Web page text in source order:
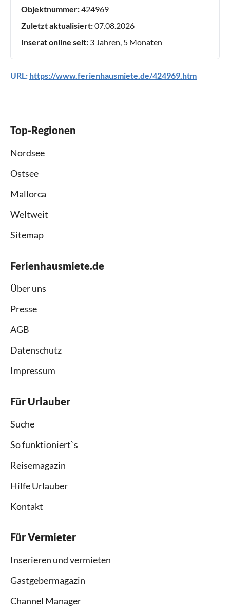
Objektnummer:424969
Zuletzt aktualisiert:07.08.2026
Inserat online seit: 3 Jahren, 5 Monaten
URL: https://www.ferienhausmiete.de/424969.htm
Top-Regionen
Nordsee
Ostsee
Mallorca
Weltweit
Sitemap
Ferienhausmiete.de
Über uns
Presse
AGB
Datenschutz
Impressum
Für Urlauber
Suche
So funktioniert`s
Reisemagazin
Hilfe Urlauber
Kontakt
Für Vermieter
Inserieren und vermieten
Gastgebermagazin
Channel Manager